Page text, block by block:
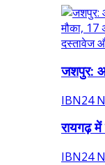
जशपुर:
IBN24
रायगढ़ में
IBN24